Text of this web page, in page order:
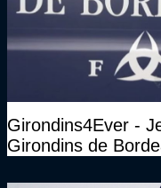
Girondins4Ever -
Girondins de